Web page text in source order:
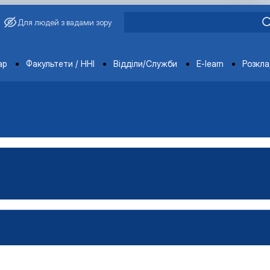
Для людей з вадами зору
Факультети / ННІ Відділи/Служби E-learn